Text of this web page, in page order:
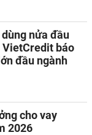
nửa đầu
VietCredit báo
đầu ngành
cho vay
2026